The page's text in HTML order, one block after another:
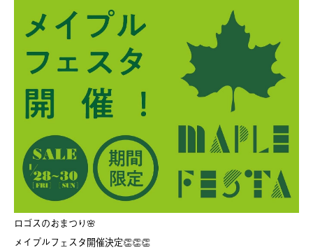
ロゴスのおまつり🌸
メイプルフェスタ開催決定👏👏👏